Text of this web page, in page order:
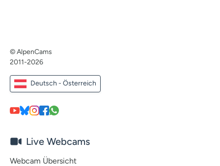
© AlpenCams
2011-2026
Deutsch - Österreich
Live Webcams
Webcam Übersicht